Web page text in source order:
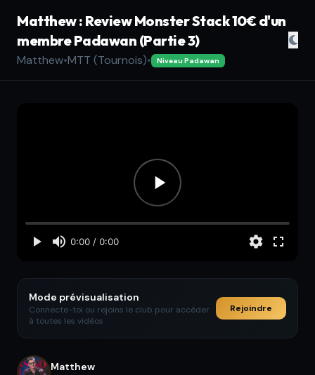
Matthew : Review Monster Stack 10€ d'un
membre Padawan (Partie 3)
Matthew•MTT (Tournois)• Niveau Padawan
Mode prévisualisation
Connecte-toi ou rejoins le club pour accéder
à toutes les vidéos
Rejoindre
Matthew